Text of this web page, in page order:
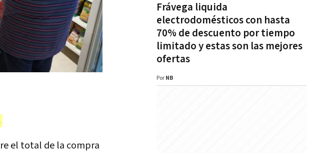
el total de la compra
Frávega liquida
electrodomésticos con hasta
70% de descuento por tiempo
limitado y estas son las mejores
ofertas
Por NB